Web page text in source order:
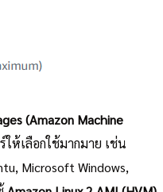
(Amazon Machine
ให้เลือกใช้มากมาย เช่น
Microsoft Windows,